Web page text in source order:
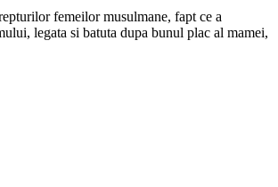
femeilor musulmane, fapt ce a
legata si batuta dupa bunul plac al mamei,